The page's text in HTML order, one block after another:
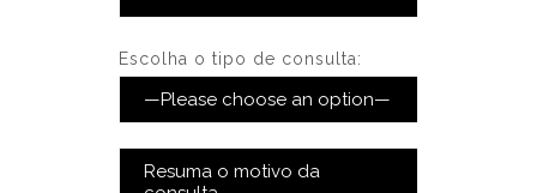
Escolha o tipo de consulta: